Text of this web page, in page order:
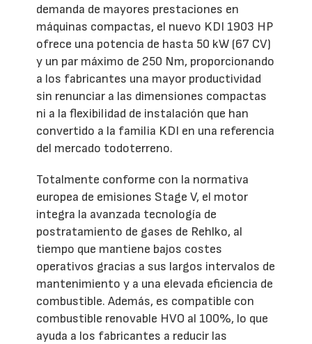
demanda de mayores prestaciones en
máquinas compactas, el nuevo KDI 1903 HP
ofrece una potencia de hasta 50 kW (67 CV)
y un par máximo de 250 Nm, proporcionando
a los fabricantes una mayor productividad
sin renunciar a las dimensiones compactas
ni a la flexibilidad de instalación que han
convertido a la familia KDI en una referencia
del mercado todoterreno.
Totalmente conforme con la normativa
europea de emisiones Stage V, el motor
integra la avanzada tecnología de
postratamiento de gases de Rehlko, al
tiempo que mantiene bajos costes
operativos gracias a sus largos intervalos de
mantenimiento y a una elevada eficiencia de
combustible. Además, es compatible con
combustible renovable HVO al 100%, lo que
ayuda a los fabricantes a reducir las